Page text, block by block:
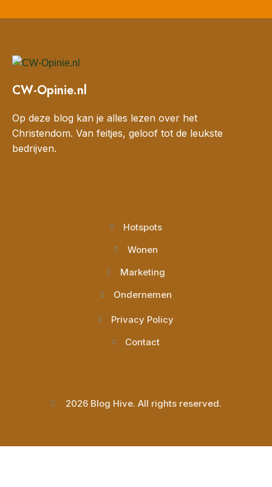
CW-Opinie.nl
Op deze blog kan je alles lezen over het
Christendom. Van feitjes, geloof tot de leukste
bedrijven.
Hotspots
Wonen
Marketing
Ondernemen
Privacy Policy
Contact
2026 Blog Hive. All rights reserved.